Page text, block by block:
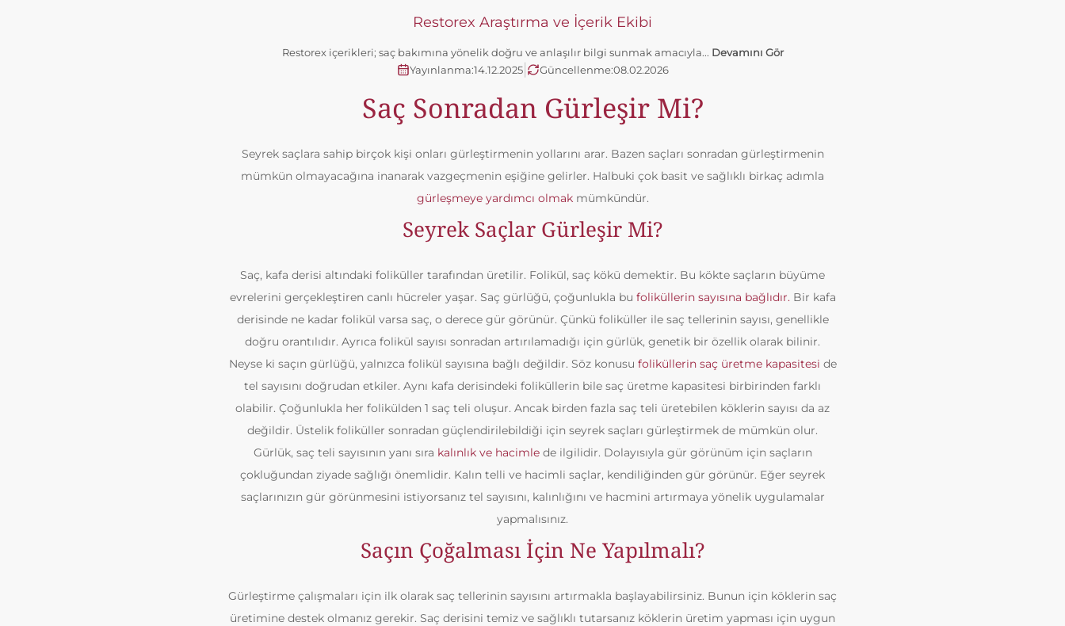
Restorex Araştırma ve İçerik Ekibi
Restorex içerikleri; saç bakımına yönelik doğru ve anlaşılır bilgi sunmak amacıyla... Devamını Gör
Yayınlanma:14.12.2025| Güncellenme:08.02.2026
Saç Sonradan Gürleşir Mi?
Seyrek saçlara sahip birçok kişi onları gürleştirmenin yollarını arar. Bazen saçları sonradan gürleştirmenin
mümkün olmayacağına inanarak vazgeçmenin eşiğine gelirler. Halbuki çok basit ve sağlıklı birkaç adımla
gürleşmeye yardımcı olmakmümkündür.
Seyrek Saçlar Gürleşir Mi?
Saç, kafa derisi altındaki foliküller tarafından üretilir. Folikül, saç kökü demektir. Bu kökte saçların büyüme
evrelerini gerçekleştiren canlı hücreler yaşar. Saç gürlüğü, çoğunlukla bu foliküllerin sayısına bağlıdır. Bir kafa
derisinde ne kadar folikül varsa saç, o derece gür görünür. Çünkü foliküller ile saç tellerinin sayısı, genellikle
doğru orantılıdır. Ayrıca folikül sayısı sonradan artırılamadığı için gürlük, genetik bir özellik olarak bilinir.
Neyse ki saçın gürlüğü, yalnızca folikül sayısına bağlı değildir. Söz konusu foliküllerin saç üretme kapasitesi de
tel sayısını doğrudan etkiler. Aynı kafa derisindeki foliküllerin bile saç üretme kapasitesi birbirinden farklı
olabilir. Çoğunlukla her folikülden 1 saç teli oluşur. Ancak birden fazla saç teli üretebilen köklerin sayısı da az
değildir. Üstelik foliküller sonradan güçlendirilebildiği için seyrek saçları gürleştirmek de mümkün olur.
Gürlük, saç teli sayısının yanı sıra kalınlık ve hacimlede ilgilidir. Dolayısıyla gür görünüm için saçların
çokluğundan ziyade sağlığı önemlidir. Kalın telli ve hacimli saçlar, kendiliğinden gür görünür. Eğer seyrek
saçlarınızın gür görünmesini istiyorsanız tel sayısını, kalınlığını ve hacmini artırmaya yönelik uygulamalar
yapmalısınız.
Saçın Çoğalması İçin Ne Yapılmalı?
Gürleştirme çalışmaları için ilk olarak saç tellerinin sayısını artırmakla başlayabilirsiniz. Bunun için köklerin saç
üretimine destek olmanız gerekir. Saç derisini temiz ve sağlıklı tutarsanız köklerin üretim yapması için uygun